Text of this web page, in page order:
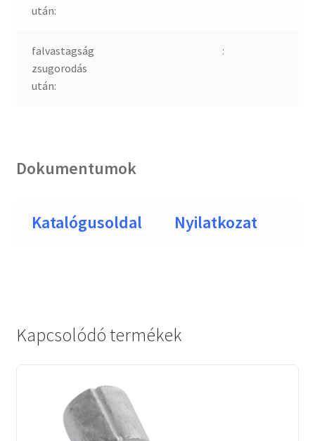
után:
falvastagság
zsugorodás
után:
:
Dokumentumok
Katalógusoldal Nyilatkozat
Kapcsolódó termékek